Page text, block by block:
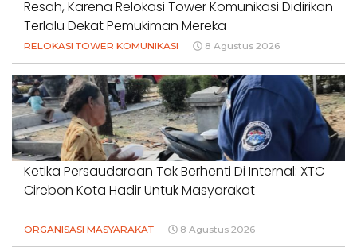
Resah, Karena Relokasi Tower Komunikasi Didirikan
Terlalu Dekat Pemukiman Mereka
RELOKASI TOWER KOMUNIKASI 8 Agustus 2026
Ketika Persaudaraan Tak Berhenti Di Internal: XTC
Cirebon Kota Hadir Untuk Masyarakat
ORGANISASI MASYARAKAT 8 Agustus 2026